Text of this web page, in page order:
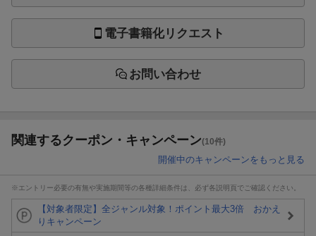
電子書籍化リクエスト
お問い合わせ
関連するクーポン・キャンペーン(10件)
開催中のキャンペーンをもっと見る
※エントリー必要の有無や実施期間等の各種詳細条件は、必ず各説明頁でご確認ください。
【対象者限定】全ジャンル対象！ポイント最大3倍 おかえ
りキャンペーン